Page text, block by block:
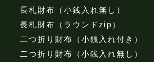
長札財布（小銭入れ無し）
長札財布（ラウンドzip）
二つ折り財布（小銭入れ付き）
二つ折り財布（小銭入れ無し）